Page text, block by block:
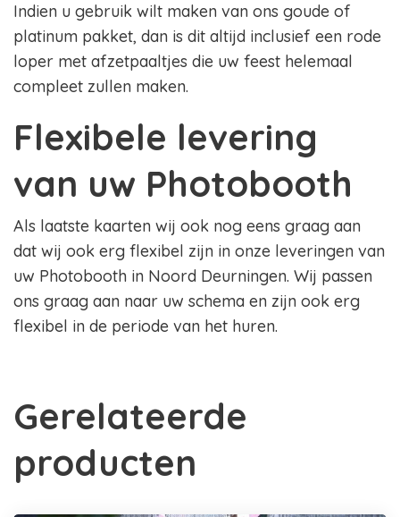
Indien u gebruik wilt maken van ons goude of
platinum pakket, dan is dit altijd inclusief een rode
loper met afzetpaaltjes die uw feest helemaal
compleet zullen maken.
Flexibele levering
van uw Photobooth
Als laatste kaarten wij ook nog eens graag aan
dat wij ook erg flexibel zijn in onze leveringen van
uw Photobooth in Noord Deurningen. Wij passen
ons graag aan naar uw schema en zijn ook erg
flexibel in de periode van het huren.
Gerelateerde
producten